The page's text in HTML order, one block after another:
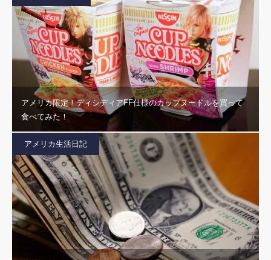
アメリカ限定！ディシディアFF仕様のカップヌードルを買って
食べてみた！
アメリカ生活日記